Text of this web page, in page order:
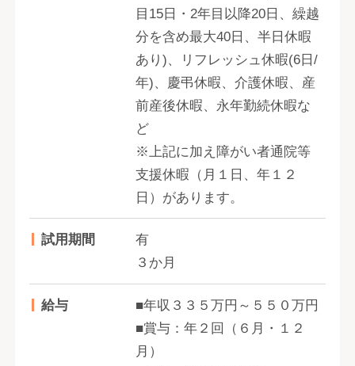
目15日・2年目以降20日、繰越
分を含め最大40日、半日休暇
あり)、リフレッシュ休暇(6日/
年)、慶弔休暇、介護休暇、産
前産後休暇、永年勤続休暇な
ど
※上記に加え障がい者通院等
支援休暇（月１日、年１２
日）があります。
試用期間
有
３か月
給与
■年収３３５万円～５５０万円
■賞与：年２回（６月・１２
月）